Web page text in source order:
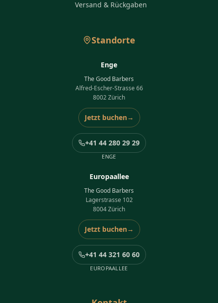
Versand & Rückgaben
Standorte
Enge
The Good Barbers
Alfred-Escher-Strasse 66
8002 Zürich
Jetzt buchen→
+41 44 280 29 29
ENGE
Europaallee
The Good Barbers
Lagerstrasse 102
8004 Zürich
Jetzt buchen→
+41 44 321 60 60
EUROPAALLEE